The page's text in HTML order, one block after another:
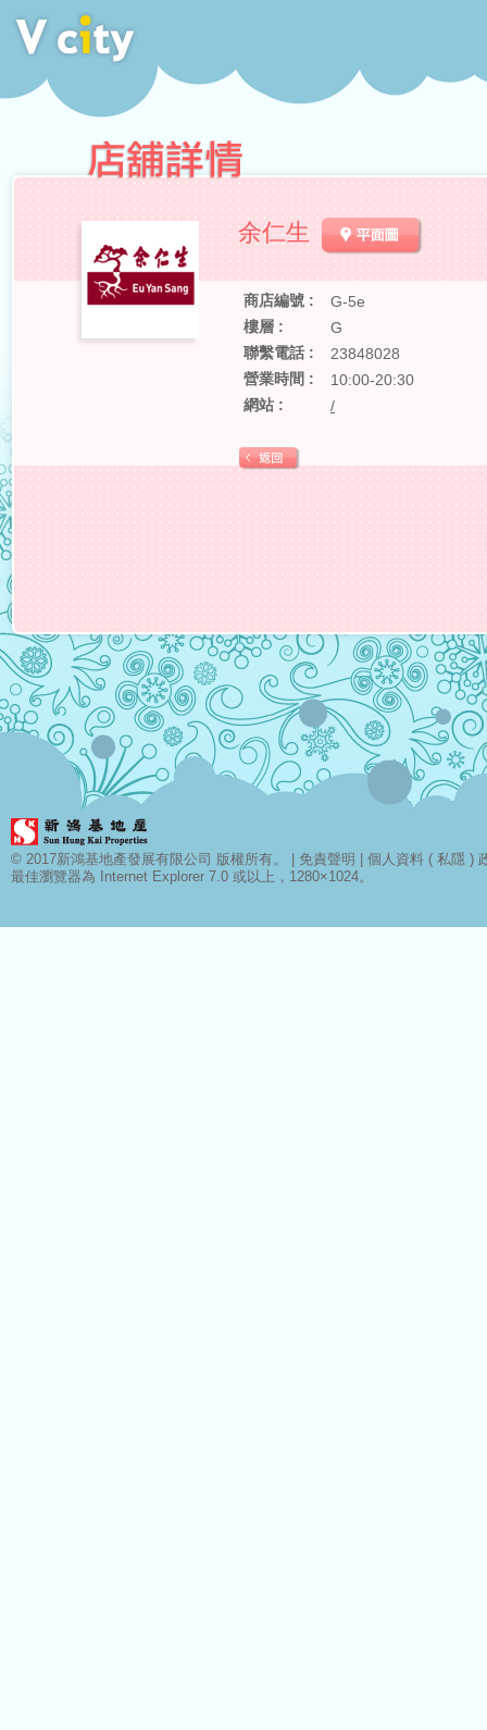
余仁生
商店編號 :
G-5e
樓層 :
G
聯繫電話 :
23848028
營業時間 :
10:00-20:30
網站 :
/
© 2017新鴻基地產發展有限公司 版權所有。 | 免責聲明
個人資料 ( 私隱 )
最佳瀏覽器為 Internet Explorer 7.0 或以上，1280×1024。